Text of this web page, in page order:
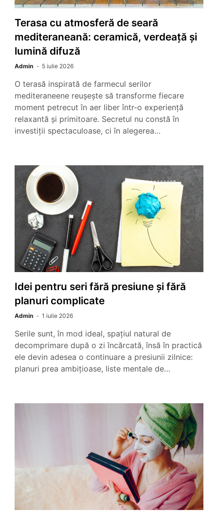
Terasa cu atmosferă de seară
mediteraneană: ceramică, verdeață și
lumină difuză
Admin 5 iulie 2026
O terasă inspirată de farmecul serilor
mediteraneene reușește să transforme fiecare
moment petrecut în aer liber într-o experiență
relaxantă și primitoare. Secretul nu constă în
investiții spectaculoase, ci în alegerea…
Idei pentru seri fără presiune și fără
planuri complicate
Admin 1 iulie 2026
Serile sunt, în mod ideal, spațiul natural de
decomprimare după o zi încărcată, însă în practică
ele devin adesea o continuare a presiunii zilnice:
planuri prea ambițioase, liste mentale de…